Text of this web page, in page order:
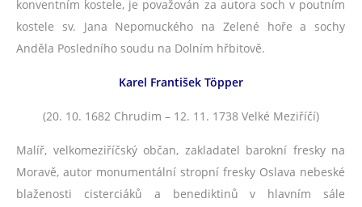
konventním kostele, je považován za autora soch v poutním
kostele sv. Jana Nepomuckého na Zelené hoře a sochy
Anděla Posledního soudu na Dolním hřbitově.
Karel František Töpper
(20. 10. 1682 Chrudim – 12. 11. 1738 Velké Meziříčí)
Malíř, velkomeziříčský občan, zakladatel barokní fresky na
Moravě, autor monumentální stropní fresky Oslava nebeské
blaženosti cisterciáků a benediktinů v hlavním sále